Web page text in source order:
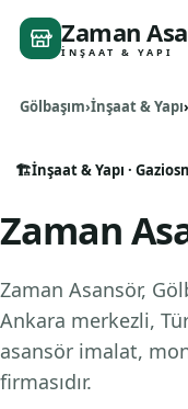
Zaman
İNŞAAT & YAPI
Gölbaşım İnşaat & Yapı
🏗️İnşaat & Yapı ·
Zaman
Zaman Asansör,
Ankara merkezli,
asansör imalat,
firmasıdır.